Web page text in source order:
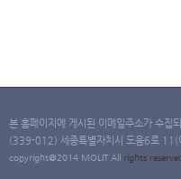
본 홈페이지에 게시된 이메일주소가 수집
(339-012) 세종특별자치시 도움6로
copyright@2014 MOLIT All rights